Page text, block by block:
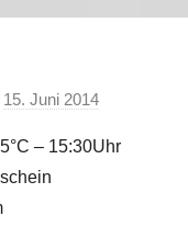
15. Juni 2014
n
– 15:30Uhr